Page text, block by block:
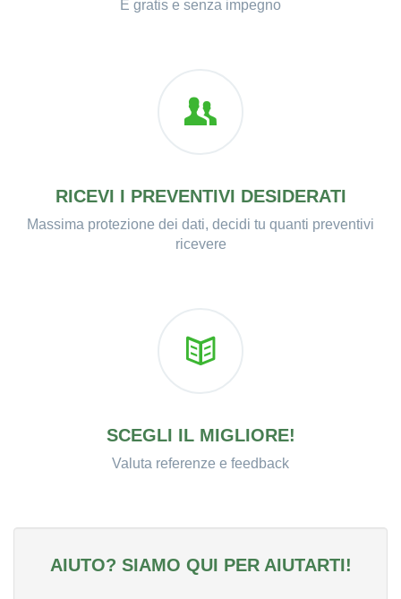
È gratis e senza impegno
RICEVI I PREVENTIVI DESIDERATI
Massima protezione dei dati, decidi tu quanti preventivi
ricevere
SCEGLI IL MIGLIORE!
Valuta referenze e feedback
AIUTO? SIAMO QUI PER AIUTARTI!